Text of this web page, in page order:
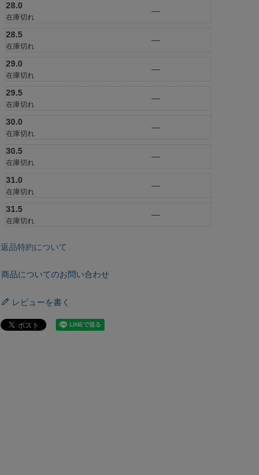
28.0
在庫切れ
—
28.5
在庫切れ
—
29.0
在庫切れ
—
29.5
在庫切れ
—
30.0
在庫切れ
—
30.5
在庫切れ
—
31.0
在庫切れ
—
31.5
在庫切れ
—
返品特約について
商品についてのお問い合わせ
レビューを書く